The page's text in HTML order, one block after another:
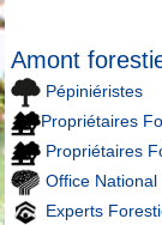
Amont
Pépiniéristes
Propriétaires
Propriétaires
Office
Experts